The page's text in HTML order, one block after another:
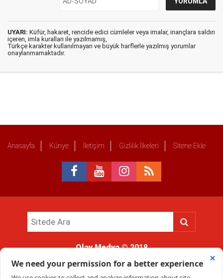
UYARI: Küfür, hakaret, rencide edici cümleler veya imalar, inançlara saldırı
içeren, imla kuralları ile yazılmamış,
Türkçe karakter kullanılmayan ve büyük harflerle yazılmış yorumlar
onaylanmamaktadır.
Anasayfa Künye İletişim Gizlilik İlkeleri Sitene Ekle
Olay Medya© 2018
kullanımı hukuki yaptırıma tabidir.